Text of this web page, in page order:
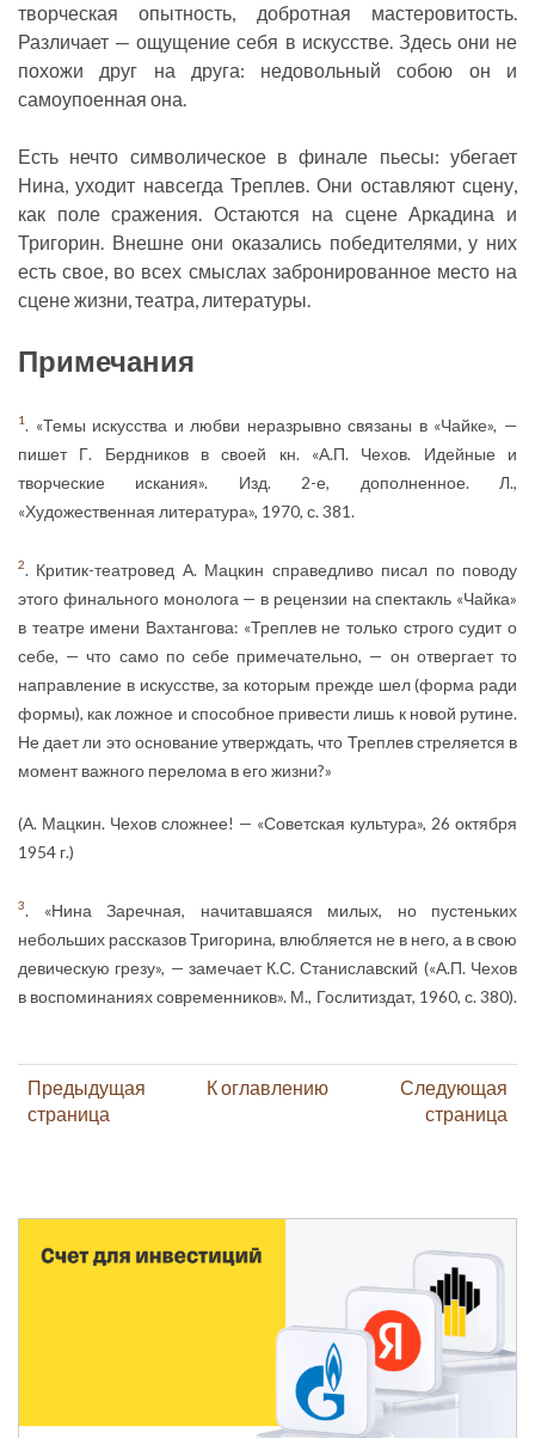
творческая опытность, добротная мастеровитость.
Различает — ощущение себя в искусстве. Здесь они не
похожи друг на друга: недовольный собою он и
самоупоенная она.
Есть нечто символическое в финале пьесы: убегает
Нина, уходит навсегда Треплев. Они оставляют сцену,
как поле сражения. Остаются на сцене Аркадина и
Тригорин. Внешне они оказались победителями, у них
есть свое, во всех смыслах забронированное место на
сцене жизни, театра, литературы.
Примечания
1. «Темы искусства и любви неразрывно связаны в «Чайке», —
пишет Г. Бердников в своей кн. «А.П. Чехов. Идейные и
творческие искания». Изд. 2-е, дополненное. Л.,
«Художественная литература», 1970, с. 381.
2. Критик-театровед А. Мацкин справедливо писал по поводу
этого финального монолога — в рецензии на спектакль «Чайка»
в театре имени Вахтангова: «Треплев не только строго судит о
себе, — что само по себе примечательно, — он отвергает то
направление в искусстве, за которым прежде шел (форма ради
формы), как ложное и способное привести лишь к новой рутине.
Не дает ли это основание утверждать, что Треплев стреляется в
момент важного перелома в его жизни?»
(А. Мацкин. Чехов сложнее! — «Советская культура», 26 октября
1954 г.)
3. «Нина Заречная, начитавшаяся милых, но пустеньких
небольших рассказов Тригорина, влюбляется не в него, а в свою
девическую грезу», — замечает К.С. Станиславский («А.П. Чехов
в воспоминаниях современников». М., Гослитиздат, 1960, с. 380).
Предыдущая
страница
К оглавлению
Следующая
страница